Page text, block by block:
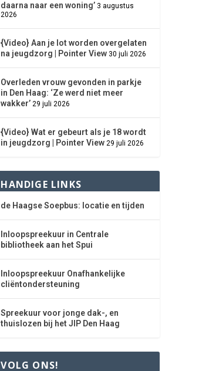
daarna naar een woning’ 3 augustus
2026
{Video} Aan je lot worden overgelaten
na jeugdzorg | Pointer View 30 juli 2026
Overleden vrouw gevonden in parkje
in Den Haag: ‘Ze werd niet meer
wakker’ 29 juli 2026
{Video} Wat er gebeurt als je 18 wordt
in jeugdzorg | Pointer View 29 juli 2026
HANDIGE LINKS
de Haagse Soepbus: locatie en tijden
Inloopspreekuur in Centrale
bibliotheek aan het Spui
Inloopspreekuur Onafhankelijke
cliëntondersteuning
Spreekuur voor jonge dak-, en
thuislozen bij het JIP Den Haag
VOLG ONS!